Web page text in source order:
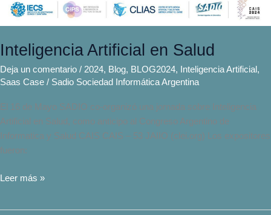
Inteligencia Artificial en Salud
Deja un comentario / 2024, Blog, BLOG2024, Inteligencia Artificial,
Saas Case / Sadio Sociedad Informática Argentina
El 16 de Mayo SADIO co-organizó una jornada sobre Inteligencia
Artificial en Salud, como anticipo al Congreso Argentino de
Informatica y Salud CAIS CAIS – 53 JAIIO (clei.org) Los expositores
fueron:
Leer más »